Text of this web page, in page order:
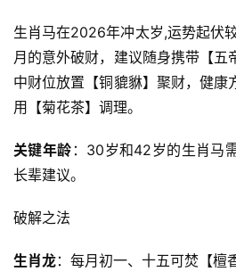
生肖马在2026年冲太岁,运势起伏
月的意外破财，建议随身携带【五
中财位放置【铜貔貅】聚财，健康
用【菊花茶】调理。
关键年龄 ：30岁和42岁的生肖马
长辈建议。
破解之法
生肖龙：每月初一、十五可焚【檀